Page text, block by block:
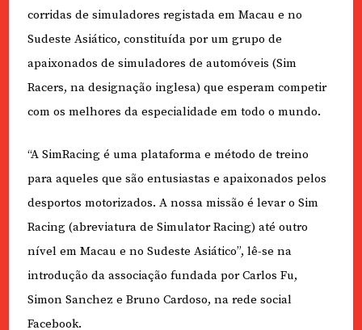
corridas de simuladores registada em Macau e no
Sudeste Asiático, constituída por um grupo de
apaixonados de simuladores de automóveis (Sim
Racers, na designação inglesa) que esperam competir
com os melhores da especialidade em todo o mundo.
“A SimRacing é uma plataforma e método de treino
para aqueles que são entusiastas e apaixonados pelos
desportos motorizados. A nossa missão é levar o Sim
Racing (abreviatura de Simulator Racing) até outro
nível em Macau e no Sudeste Asiático”, lê-se na
introdução da associação fundada por Carlos Fu,
Simon Sanchez e Bruno Cardoso, na rede social
Facebook.